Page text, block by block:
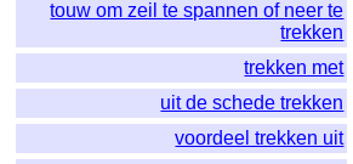
touw om zeil te spannen of neer te
trekken
trekken met
uit de schede trekken
voordeel trekken uit